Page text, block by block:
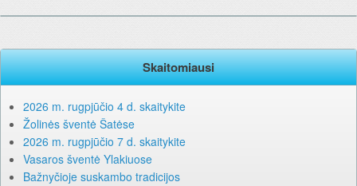
Skaitomiausi
2026 m. rugpjūčio 4 d. skaitykite
Žolinės šventė Šatėse
2026 m. rugpjūčio 7 d. skaitykite
Vasaros šventė Ylakiuose
Bažnyčioje suskambo tradicijos